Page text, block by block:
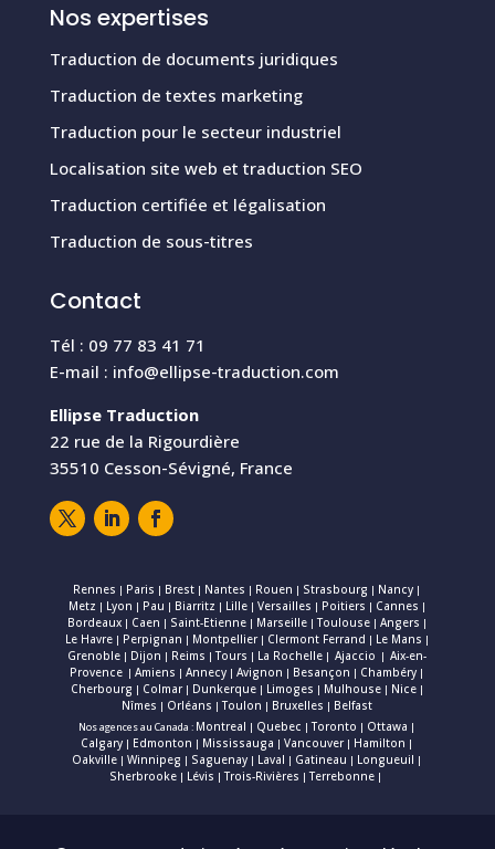
Nos expertises
Traduction de documents juridiques
Traduction de textes marketing
Traduction pour le secteur industriel
Localisation site web et traduction SEO
Traduction certifiée et légalisation
Traduction de sous-titres
Contact
Tél : 09 77 83 41 71
E-mail : info@ellipse-traduction.com
Ellipse Traduction
22 rue de la Rigourdière
35510 Cesson-Sévigné, France
Rennes | Paris | Brest | Nantes | Rouen | Strasbourg | Nancy |
Metz | Lyon | Pau | Biarritz | Lille| Versailles | Poitiers | Cannes |
Bordeaux| Caen | Saint-Etienne| Marseille|Toulouse| Angers |
Le Havre| Perpignan | Montpellier| Clermont Ferrand | Le Mans |
Grenoble | Dijon | Reims |Tours | La Rochelle |Ajaccio |Aix-en-
Provence |Amiens |Annecy |Avignon | Besançon | Chambéry |
Cherbourg | Colmar| Dunkerque| Limoges | Mulhouse| Nice|
Nîmes | Orléans |Toulon | Bruxelles | Belfast
Nos agences au Canada : Montreal | Quebec |Toronto | Ottawa |
Calgary | Edmonton | Mississauga |Vancouver| Hamilton |
Oakville |Winnipeg | Saguenay | Laval | Gatineau | Longueuil |
Sherbrooke | Lévis |Trois-Rivières |Terrebonne |